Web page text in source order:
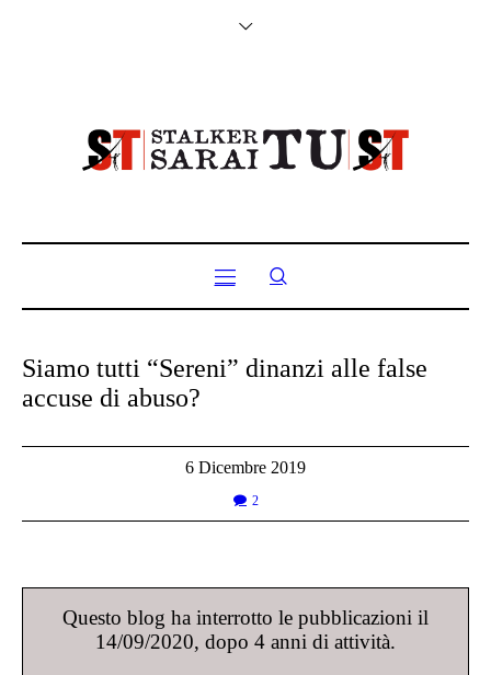
Siamo tutti “Sereni” dinanzi alle false
accuse di abuso?
6 Dicembre 2019
2
Questo blog ha interrotto le pubblicazioni il
14/09/2020, dopo 4 anni di attività.